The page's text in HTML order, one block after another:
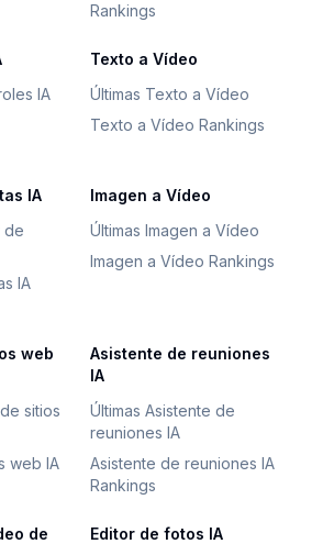
Rankings
IA
Texto a Vídeo
Últimas Texto a Vídeo
Texto a Vídeo Rankings
IA
de
IA
Imagen a Vídeo
Últimas Imagen a Vídeo
Imagen a Vídeo Rankings
web
sitios
web IA
Asistente de reuniones
IA
Últimas Asistente de
reuniones IA
Asistente de reuniones IA
Rankings
de
Editor de fotos IA